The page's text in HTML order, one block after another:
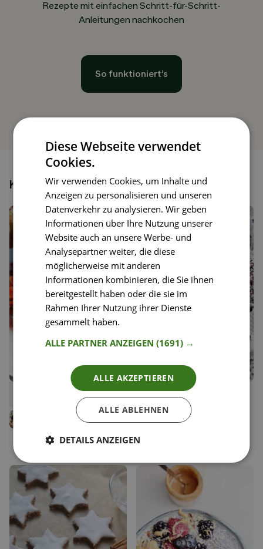
Rezepte mit einfachen Schritt-für-Schritt-
Anleitungen nachkochen
So funktioniert’s
Könnte dir auch gefallen
Speichern
Summer Tomato salad
Daniel Valovis
Liken
Speichern
Zuckerfreie vegane
Rumkugeln
Carina Geppert
Diese Webseite verwendet
Cookies.
Wir verwenden Cookies, um Inhalte und
Anzeigen zu personalisieren und unseren
Datenverkehr zu analysieren. Wir geben
Informationen über Ihre Nutzung unserer
Website auch an unsere Werbe- und
Analysepartner weiter, die diese
möglicherweise mit anderen
Informationen kombinieren, die Sie ihnen
bereitgestellt haben oder die sie im
Rahmen Ihrer Nutzung ihrer Dienste
gesammelt haben.
ALLE PARTNER ANZEIGEN(1691) →
ALLE AKZEPTIEREN
ALLE ABLEHNEN
DETAILS ANZEIGEN